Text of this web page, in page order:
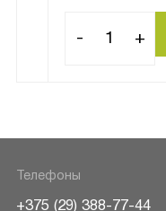
- +
Телефоны
+375 (29) 388-77-44